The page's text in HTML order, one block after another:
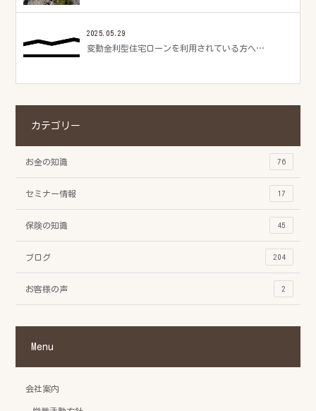
2025.05.29
変動金利型住宅ローンを利用されている方へ…
カテゴリー
お金の知識 76
セミナー情報 17
保険の知識 45
ブログ 204
お客様の声 2
Menu
会社案内